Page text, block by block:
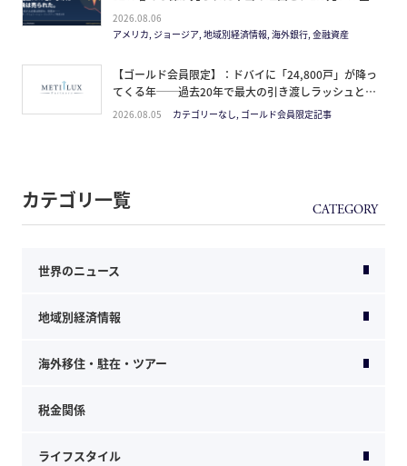
の買い方。
2026.08.06
アメリカ, ジョージア, 地域別経済情報, 海外銀行, 金融資産
【ゴールド会員限定】：ドバイに「24,800戸」が降っ
てくる年──過去20年で最大の引き渡しラッシュと、
ミサイルが崩した“安全神話”。2027年の供給ピーク
2026.08.05 カテゴリーなし, ゴールド会員限定記事
カテゴリ一覧
世界のニュース
地域別経済情報
海外移住・駐在・ツアー
税金関係
ライフスタイル